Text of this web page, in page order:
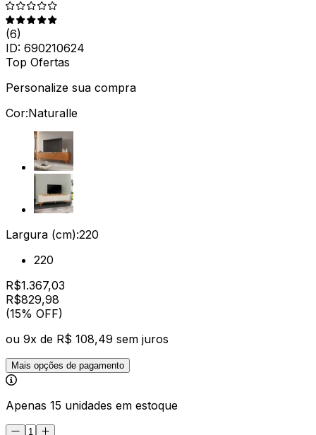
(6)
ID: 690210624
Top Ofertas
Personalize sua compra
Cor:Naturalle
Largura (cm):220
220
R$1.367,03
R$829,98
(15% OFF)
ou 9x de R$ 108,49 sem juros
Mais opções de pagamento
Apenas 15 unidades em estoque